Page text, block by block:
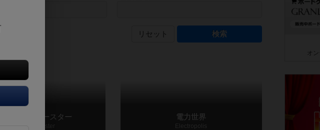
リセット
コーヒー・ロースター
Coffee Roaster
電力世界
Electropolis
オ